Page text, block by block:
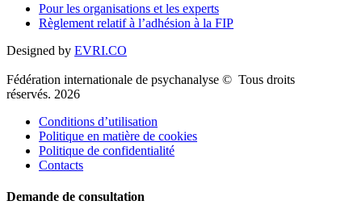
Pour les organisations et les experts
Règlement relatif à l’adhésion à la FIP
Designed by EVRI.CO
Fédération internationale de psychanalyse © Tous droits
réservés. 2026
Conditions d’utilisation
Politique en matière de cookies
Politique de confidentialité
Contacts
Demande de consultation